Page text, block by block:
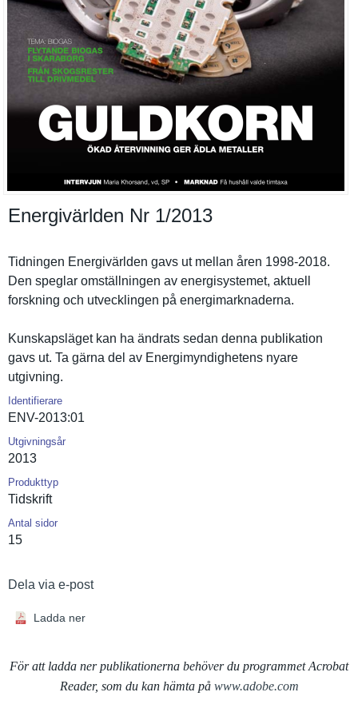
Energivärlden Nr 1/​2013
Tidningen Energivärl­den gavs ut mellan åren 1998-2018.
Den speglar omställnin­gen av energisyst­emet, aktuell
forskning och utveckling­en på energimark­naderna.
Kunskapslä­get kan ha ändrats sedan denna publikatio­n
gavs ut. Ta gärna del av Energimynd­ighetens nyare
utgivning.
Identifierare
ENV-2013:01
Utgivningsår
2013
Produkttyp
Tidskrift
Antal sidor
15
Dela via e-post
Ladda ner
För att ladda ner publikationerna behöver du programmet Acrobat
Reader, som du kan hämta på www.adobe.com